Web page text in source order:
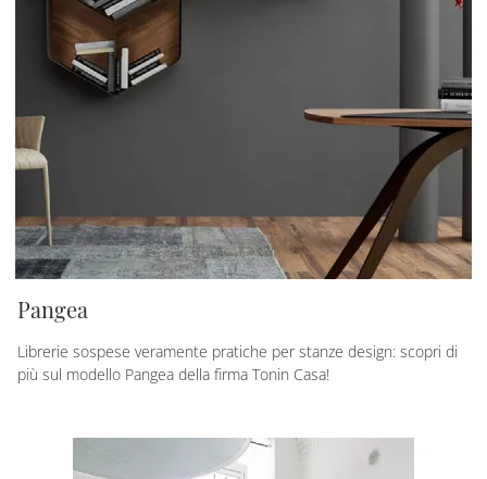
Pangea
Librerie sospese veramente pratiche per stanze design: scopri di
più sul modello Pangea della firma Tonin Casa!